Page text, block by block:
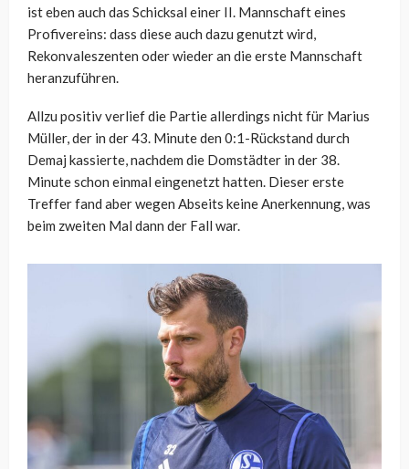
ist eben auch das Schicksal einer II. Mannschaft eines
Profivereins: dass diese auch dazu genutzt wird,
Rekonvaleszenten oder wieder an die erste Mannschaft
heranzuführen.
Allzu positiv verlief die Partie allerdings nicht für Marius
Müller, der in der 43. Minute den 0:1-Rückstand durch
Demaj kassierte, nachdem die Domstädter in der 38.
Minute schon einmal eingenetzt hatten. Dieser erste
Treffer fand aber wegen Abseits keine Anerkennung, was
beim zweiten Mal dann der Fall war.